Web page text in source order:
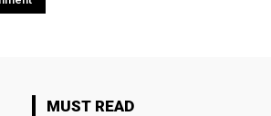
MUST READ